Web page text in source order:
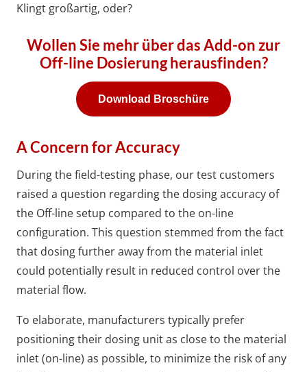
Klingt großartig, oder?
Wollen Sie mehr über das Add-on zur
Off-line Dosierung herausfinden?
Download Broschüre
A Concern for Accuracy
During the field-testing phase, our test customers
raised a question regarding the dosing accuracy of
the Off-line setup compared to the on-line
configuration. This question stemmed from the fact
that dosing further away from the material inlet
could potentially result in reduced control over the
material flow.
To elaborate, manufacturers typically prefer
positioning their dosing unit as close to the material
inlet (on-line) as possible, to minimize the risk of any